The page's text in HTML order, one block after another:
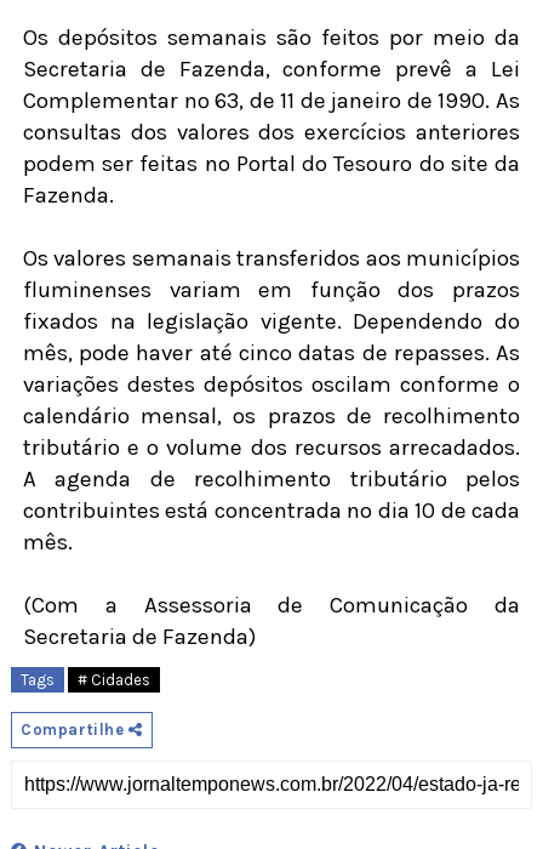
Os depósitos semanais são feitos por meio da
Secretaria de Fazenda, conforme prevê a Lei
Complementar nº 63, de 11 de janeiro de 1990. As
consultas dos valores dos exercícios anteriores
podem ser feitas no Portal do Tesouro do site da
Fazenda.
Os valores semanais transferidos aos municípios
fluminenses variam em função dos prazos
fixados na legislação vigente. Dependendo do
mês, pode haver até cinco datas de repasses. As
variações destes depósitos oscilam conforme o
calendário mensal, os prazos de recolhimento
tributário e o volume dos recursos arrecadados.
A agenda de recolhimento tributário pelos
contribuintes está concentrada no dia 10 de cada
mês.
(Com a Assessoria de Comunicação da
Secretaria de Fazenda)
Tags # Cidades
Compartilhe